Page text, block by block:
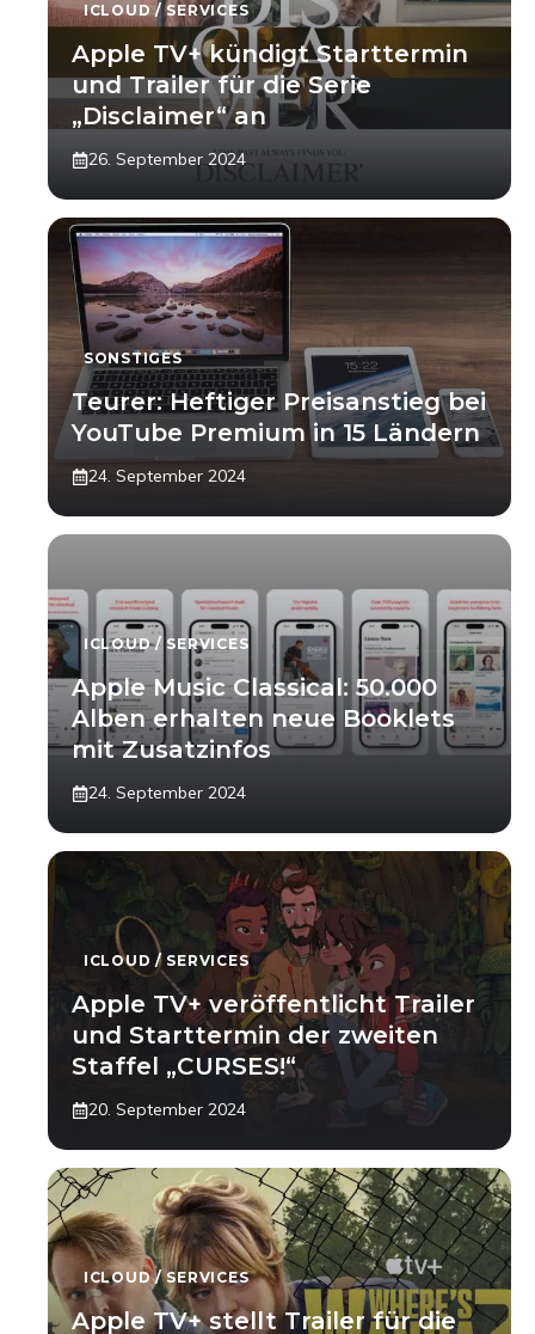
ICLOUD / SERVICES
Apple TV+ kündigt Starttermin
und Trailer für die Serie
„Disclaimer“ an
26. September 2024
SONSTIGES
Teurer: Heftiger Preisanstieg bei
YouTube Premium in 15 Ländern
24. September 2024
ICLOUD / SERVICES
Apple Music Classical: 50.000
Alben erhalten neue Booklets
mit Zusatzinfos
24. September 2024
ICLOUD / SERVICES
Apple TV+ veröffentlicht Trailer
und Starttermin der zweiten
Staffel „CURSES!“
20. September 2024
ICLOUD / SERVICES
Apple TV+ stellt Trailer für die